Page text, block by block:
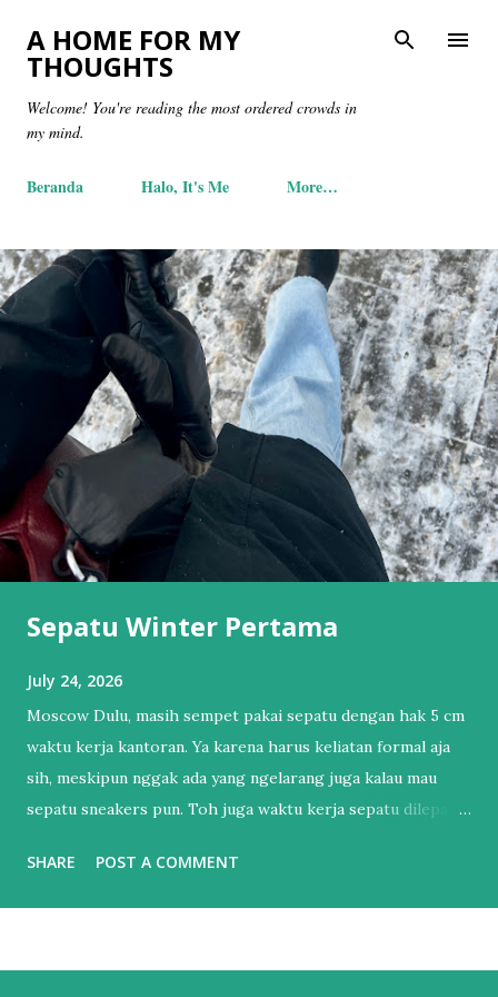
Skip to main content
A HOME FOR MY
THOUGHTS
Welcome! You're reading the most ordered crowds in
my mind.
Beranda Halo, It's Me More…
Sepatu Winter Pertama
July 24, 2026
Moscow Dulu, masih sempet pakai sepatu dengan hak 5 cm
waktu kerja kantoran. Ya karena harus keliatan formal aja
sih, meskipun nggak ada yang ngelarang juga kalau mau
sepatu sneakers pun. Toh juga waktu kerja sepatu dilepas
Setelahnya, bertahun-tahun hanya punya 1 sepatu sneakers
SHARE POST A COMMENT